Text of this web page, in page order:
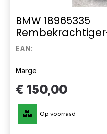
BMW 18965335
EAN:
Marge
€ 150,00
Op voorraad